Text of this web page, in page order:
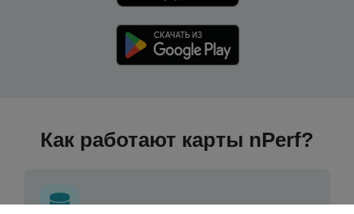
Как работают карты nPerf?